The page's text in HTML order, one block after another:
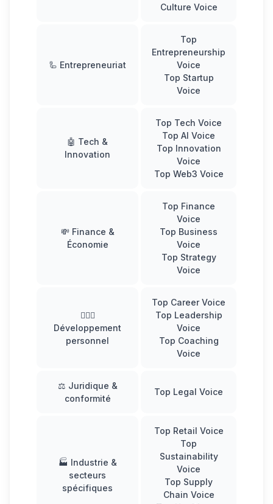
Culture Voice
🦾 Entrepreneuriat
Top
Entrepreneurship
Voice
Top Startup
Voice
🤖 Tech &
Innovation
Top Tech Voice
Top AI Voice
Top Innovation
Voice
Top Web3 Voice
💸 Finance &
Économie
Top Finance
Voice
Top Business
Voice
Top Strategy
Voice
🧘🏻‍♀️
Développement
personnel
Top Career Voice
Top Leadership
Voice
Top Coaching
Voice
⚖️ Juridique &
conformité
Top Legal Voice
🏭 Industrie &
secteurs
spécifiques
Top Retail Voice
Top
Sustainability
Voice
Top Supply
Chain Voice